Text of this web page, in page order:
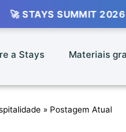
SUMMIT 2026 | 📅 22/
a Stays Materiais
» Postagem Atual